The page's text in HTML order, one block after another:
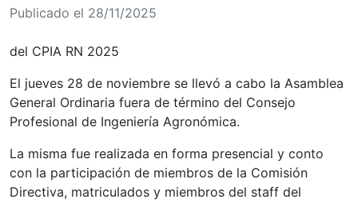
Publicado el 28/11/2025
del CPIA RN 2025
El jueves 28 de noviembre se llevó a cabo la Asamblea
General Ordinaria fuera de término del Consejo
Profesional de Ingeniería Agronómica.
La misma fue realizada en forma presencial y conto
con la participación de miembros de la Comisión
Directiva, matriculados y miembros del staff del